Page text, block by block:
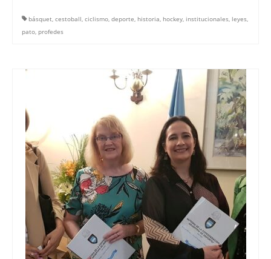
básquet, cestoball, ciclismo, deporte, historia, hockey, institucionales, leyes,
pato, profedes